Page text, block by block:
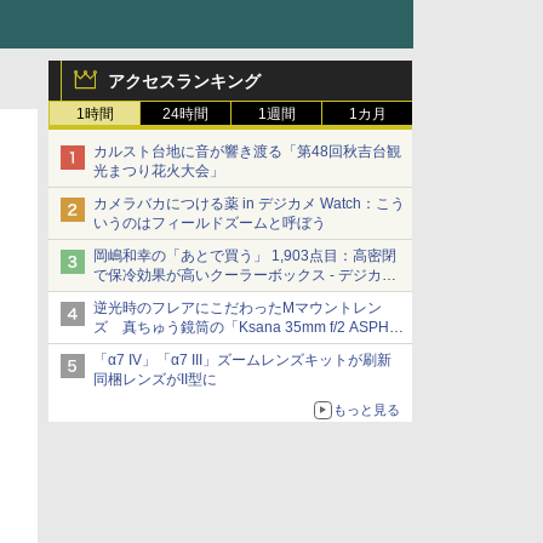
アクセスランキング
1時間 24時間 1週間 1カ月
カルスト台地に音が響き渡る「第48回秋吉台観
光まつり花火大会」
カメラバカにつける薬 in デジカメ Watch：こう
いうのはフィールドズームと呼ぼう
岡嶋和幸の「あとで買う」 1,903点目：高密閉
で保冷効果が高いクーラーボックス - デジカメ
Watch
逆光時のフレアにこだわったMマウントレン
ズ 真ちゅう鏡筒の「Ksana 35mm f/2 ASPH.
シルバークローム」
「α7 IV」「α7 III」ズームレンズキットが刷新
同梱レンズがII型に
もっと見る